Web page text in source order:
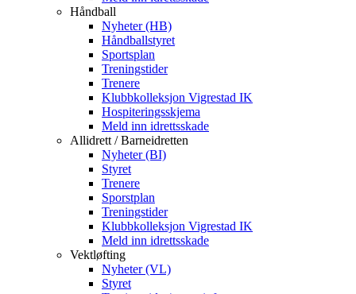
Håndball
Nyheter (HB)
Håndballstyret
Sportsplan
Treningstider
Trenere
Klubbkolleksjon Vigrestad IK
Hospiteringsskjema
Meld inn idrettsskade
Allidrett / Barneidretten
Nyheter (BI)
Styret
Trenere
Sporstplan
Treningstider
Klubbkolleksjon Vigrestad IK
Meld inn idrettsskade
Vektløfting
Nyheter (VL)
Styret